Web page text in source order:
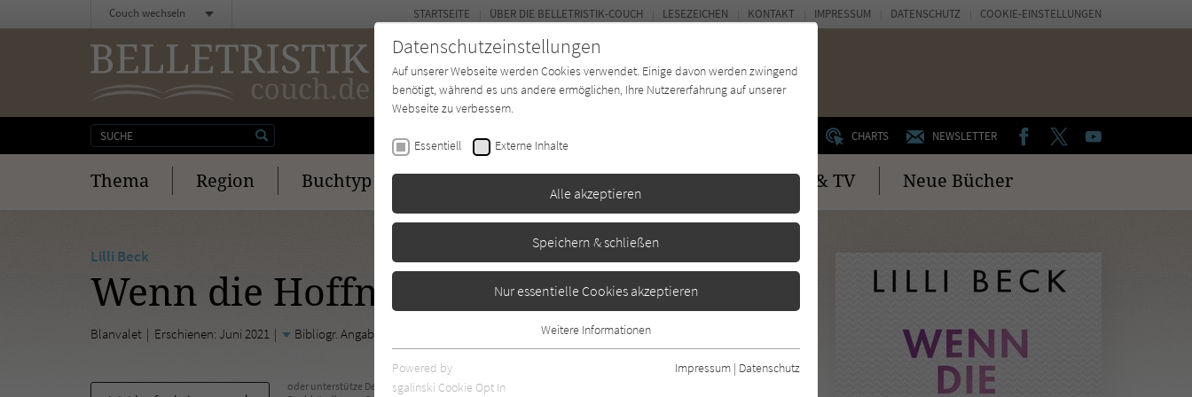
CHARTS NEWSLETTER FACEBOOKTWITTERYOUTUBE
Thema Region Buchtyp Autor*in Verlage Magazin Kino & TV Neue Bücher
STARTSEITE ÜBER DIE BELLETRISTIK-COUCH LESEZEICHEN KONTAKT IMPRESSUM DATENSCHUTZ COOKIE-EINSTELLUNGEN
Couch wechseln
Lilli Beck
Wenn die Hoffnung erwacht
Blanvalet Erschienen: Juni 2021 Bibliogr. Angaben
oder unterstütze Deinen
Datenschutzeinstellungen
Auf unserer Webseite werden Cookies verwendet. Einige davon werden zwingend
benötigt, während es uns andere ermöglichen, Ihre Nutzererfahrung auf unserer
Webseite zu verbessern.
Essentiell Externe Inhalte
Alle akzeptieren
Speichern & schließen
Nur essentielle Cookies akzeptieren
Essentielle Cookies werden für grundlegende Funktionen der Webseite
benötigt. Dadurch ist gewährleistet, dass die Webseite einwandfrei
Weitere Informationen
Powered by
sgalinski Cookie Opt In
Impressum | Datenschutz